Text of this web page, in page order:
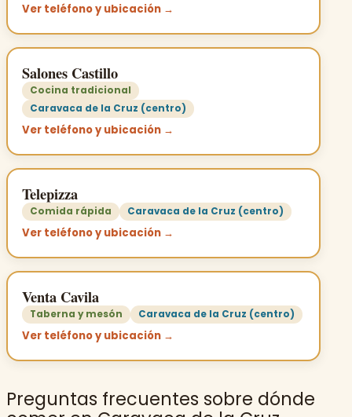
Ver teléfono y ubicación →
Salones Castillo
Cocina tradicional
Caravaca de la Cruz (centro)
Ver teléfono y ubicación →
Telepizza
Comida rápida Caravaca de la Cruz (centro)
Ver teléfono y ubicación →
Venta Cavila
Taberna y mesón Caravaca de la Cruz (centro)
Ver teléfono y ubicación →
Preguntas frecuentes sobre dónde